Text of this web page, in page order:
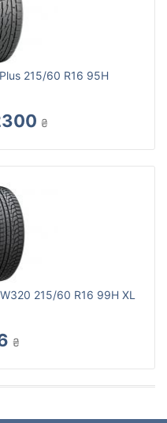
215/60 R16 95H
₴
215/60 R16 99H XL
₴